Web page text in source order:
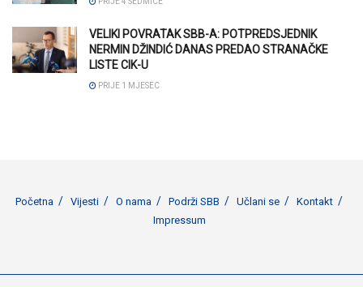
VELIKI POVRATAK SBB-A: POTPREDSJEDNIK
NERMIN DŽINDIĆ DANAS PREDAO STRANAČKE
LISTE CIK-U
PRIJE 1 MJESEC
Početna Vijesti O nama Podrži SBB Učlani se
Kontakt
Impressum